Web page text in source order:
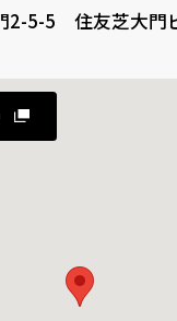
2-5-5 住友芝大門